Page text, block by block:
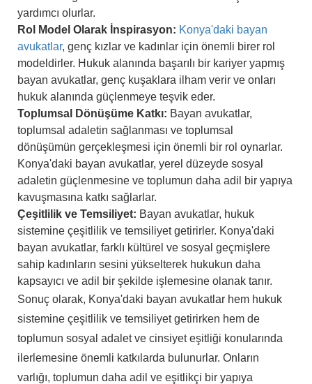
yardımcı olurlar.
Rol Model Olarak İnspirasyon: Konya'daki bayan
avukatlar, genç kızlar ve kadınlar için önemli birer rol
modeldirler. Hukuk alanında başarılı bir kariyer yapmış
bayan avukatlar, genç kuşaklara ilham verir ve onları
hukuk alanında güçlenmeye teşvik eder.
Toplumsal Dönüşüme Katkı: Bayan avukatlar,
toplumsal adaletin sağlanması ve toplumsal
dönüşümün gerçekleşmesi için önemli bir rol oynarlar.
Konya'daki bayan avukatlar, yerel düzeyde sosyal
adaletin güçlenmesine ve toplumun daha adil bir yapıya
kavuşmasına katkı sağlarlar.
Çeşitlilik ve Temsiliyet: Bayan avukatlar, hukuk
sistemine çeşitlilik ve temsiliyet getirirler. Konya'daki
bayan avukatlar, farklı kültürel ve sosyal geçmişlere
sahip kadınların sesini yükselterek hukukun daha
kapsayıcı ve adil bir şekilde işlemesine olanak tanır.
Sonuç olarak, Konya'daki bayan avukatlar hem hukuk
sistemine çeşitlilik ve temsiliyet getirirken hem de
toplumun sosyal adalet ve cinsiyet eşitliği konularında
ilerlemesine önemli katkılarda bulunurlar. Onların
varlığı, toplumun daha adil ve eşitlikçi bir yapıya